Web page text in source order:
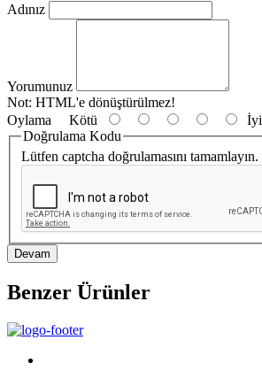
Adınız
Yorumunuz
Not: HTML'e dönüştürülmez!
Oylama Kötü
İyi
Doğrulama Kodu
Lütfen captcha doğrulamasını tamamlayın.
Devam
Benzer Ürünler